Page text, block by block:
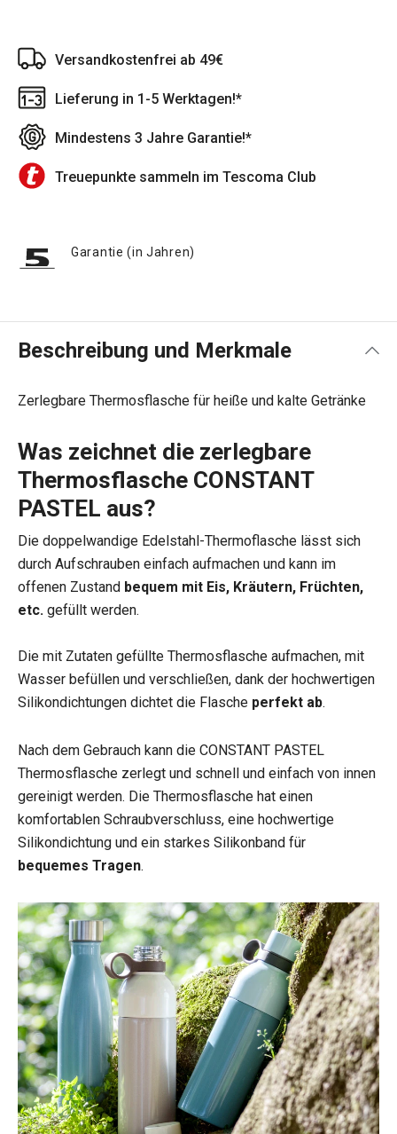
Versandkostenfrei ab 49€
Lieferung in 1-5 Werktagen!*
Mindestens 3 Jahre Garantie!*
Treuepunkte sammeln im Tescoma Club
Garantie (in Jahren)
Beschreibung und Merkmale
Zerlegbare Thermosflasche für heiße und kalte Getränke
Was zeichnet die zerlegbare
Thermosflasche CONSTANT
PASTEL aus?
Die doppelwandige Edelstahl-Thermoflasche lässt sich
durch Aufschrauben einfach aufmachen und kann im
offenen Zustand bequem mit Eis, Kräutern, Früchten,
etc. gefüllt werden.
Die mit Zutaten gefüllte Thermosflasche aufmachen, mit
Wasser befüllen und verschließen, dank der hochwertigen
Silikondichtungen dichtet die Flasche perfekt ab.
Nach dem Gebrauch kann die CONSTANT PASTEL
Thermosflasche zerlegt und schnell und einfach von innen
gereinigt werden. Die Thermosflasche hat einen
komfortablen Schraubverschluss, eine hochwertige
Silikondichtung und ein starkes Silikonband für
bequemes Tragen.